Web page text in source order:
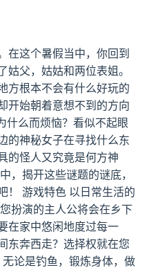
在这个暑假当中，你回到
父，姑姑和两位表姐。
方根本不会有什么好玩的
开始朝着意想不到的方向
么而烦恼？看似不起眼
的神秘女子在寻找什么东
的怪人又究竟是何方神
，揭开这些谜题的谜底，
！ 游戏特色 以日常生活的
扮演的主人公将会在乡下
在家中悠闲地度过每一
东奔西走？选择权就在您
论是钓鱼，锻炼身体，做